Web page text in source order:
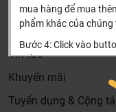
Khảo sát công
phẩm đúng và
mua hàng để mua
phẩm khác của chúng
Bước 4: Click vào
Tiến hành thanh toán
thanh toán đơn hàng
Xin cảm ơn khách
Thông tin
Tìm đại lý & Hợp tác
Tin tức
Khuyến mãi
Tuyển dụng & Cộng